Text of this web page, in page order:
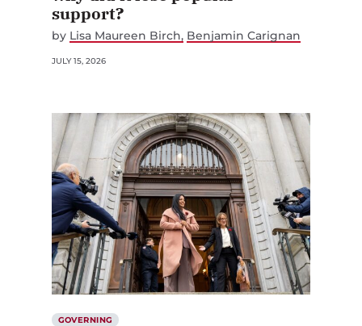
support?
by Lisa Maureen Birch Benjamin Carignan
JULY 15, 2026
GOVERNING